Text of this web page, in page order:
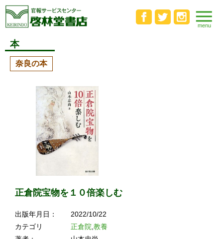
本
奈良の本
正倉院宝物を１０倍楽しむ
出版年月日：
2022/10/22
カテゴリ
正倉院 教養